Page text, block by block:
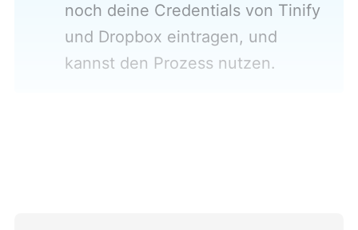
noch deine Credentials von Tinify
und Dropbox eintragen, und
kannst den Prozess nutzen.